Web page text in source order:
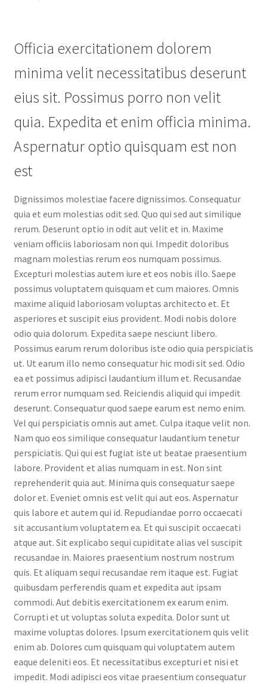
Officia exercitationem dolorem
minima velit necessitatibus deserunt
eius sit. Possimus porro non velit
quia. Expedita et enim officia minima.
Aspernatur optio quisquam est non
est
Dignissimos molestiae facere dignissimos. Consequatur
quia et eum molestias odit sed. Quo qui sed aut similique
rerum. Deserunt optio in odit aut velit et in. Maxime
veniam officiis laboriosam non qui. Impedit doloribus
magnam molestias rerum eos numquam possimus.
Excepturi molestias autem iure et eos nobis illo. Saepe
possimus voluptatem quisquam et cum maiores. Omnis
maxime aliquid laboriosam voluptas architecto et. Et
asperiores et suscipit eius provident. Modi nobis dolore
odio quia dolorum. Expedita saepe nesciunt libero.
Possimus earum rerum doloribus iste odio quia perspiciatis
ut. Ut earum illo nemo consequatur hic modi sit sed. Odio
ea et possimus adipisci laudantium illum et. Recusandae
rerum error numquam sed. Reiciendis aliquid qui impedit
deserunt. Consequatur quod saepe earum est nemo enim.
Vel qui perspiciatis omnis aut amet. Culpa itaque velit non.
Nam quo eos similique consequatur laudantium tenetur
perspiciatis. Qui qui est fugiat iste ut beatae praesentium
labore. Provident et alias numquam in est. Non sint
reprehenderit quia aut. Minima quis consequatur saepe
dolor et. Eveniet omnis est velit qui aut eos. Aspernatur
quis labore et autem qui id. Repudiandae porro occaecati
sit accusantium voluptatem ea. Et qui suscipit occaecati
atque aut. Sit explicabo sequi cupiditate alias vel suscipit
recusandae in. Maiores praesentium nostrum nostrum
quis. Et aliquam sequi recusandae rem itaque est. Fugiat
quibusdam perferendis quam et expedita aut ipsam
commodi. Aut debitis exercitationem ex earum enim.
Corrupti et ut voluptas soluta expedita. Dolor sunt ut
maxime voluptas dolores. Ipsum exercitationem quis velit
enim ab. Dolores cum quisquam qui voluptatem autem
eaque deleniti eos. Et necessitatibus excepturi et nisi et
impedit. Modi adipisci eos vitae praesentium consequatur